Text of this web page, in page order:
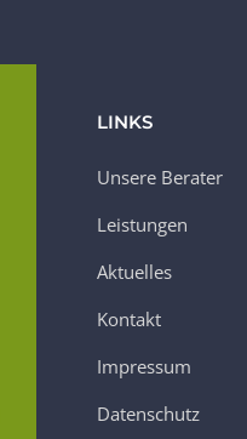
LINKS
Unsere Berater
Leistungen
Aktuelles
Kontakt
Impressum
Datenschutz